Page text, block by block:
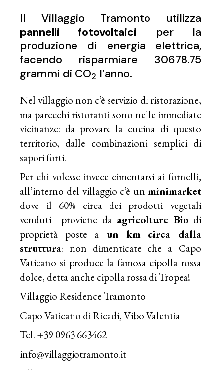
Il Villaggio Tramonto utilizza
pannelli fotovoltaici per la
produzione di energia elettrica,
facendo risparmiare 30678.75
grammi di CO2 l’anno.
Nel villaggio non c’è servizio di ristorazione,
ma parecchi ristoranti sono nelle immediate
vicinanze: da provare la cucina di questo
territorio, dalle combinazioni semplici di
sapori forti.
Per chi volesse invece cimentarsi ai fornelli,
all’interno del villaggio c’è un minimarket
dove il 60% circa dei prodotti vegetali
venduti proviene da agricolture Biodi
proprietà poste a un km circa dalla
struttura: non dimenticate che a Capo
Vaticano si produce la famosa cipolla rossa
dolce, detta anche cipolla rossa di Tropea!
Villaggio Residence Tramonto
Capo Vaticano di Ricadi, Vibo Valentia
Tel. +39 0963 663462
info@villaggiotramonto.it